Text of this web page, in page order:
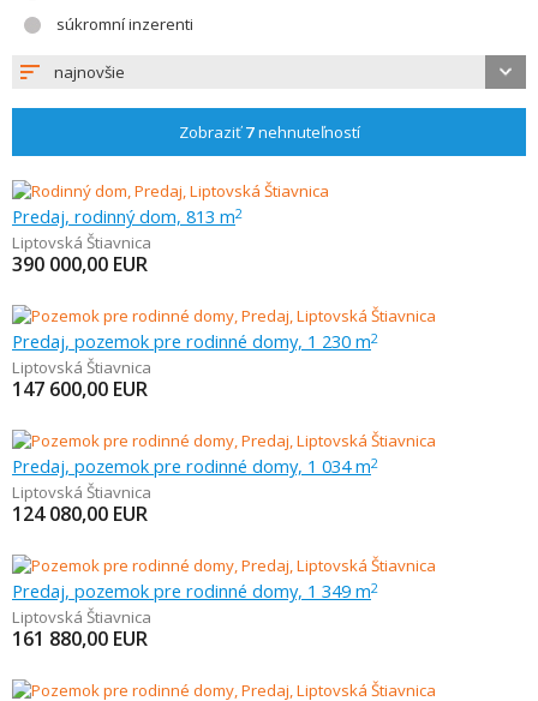
súkromní inzerenti
najnovšie
Zobraziť7nehnuteľností
Predaj, rodinný dom, 813 m2
Liptovská Štiavnica
390 000,00 EUR
Predaj, pozemok pre rodinné domy, 1 230 m2
Liptovská Štiavnica
147 600,00 EUR
Predaj, pozemok pre rodinné domy, 1 034 m2
Liptovská Štiavnica
124 080,00 EUR
Predaj, pozemok pre rodinné domy, 1 349 m2
Liptovská Štiavnica
161 880,00 EUR